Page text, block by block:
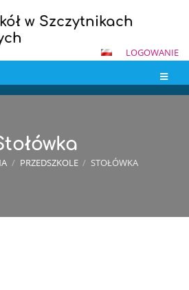
w Szczytnikach
LOGOWANIE
/ PRZEDSZKOLE / STOŁÓWKA